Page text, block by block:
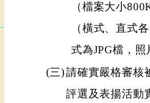
（檔案大小
（橫式、直式
式為JPG檔，
(三)請確實嚴格審核
評選及表揚活動